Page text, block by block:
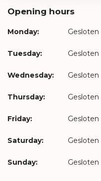
Opening hours
Monday: Gesloten
Tuesday: Gesloten
Wednesday: Gesloten
Thursday: Gesloten
Friday: Gesloten
Saturday: Gesloten
Sunday: Gesloten